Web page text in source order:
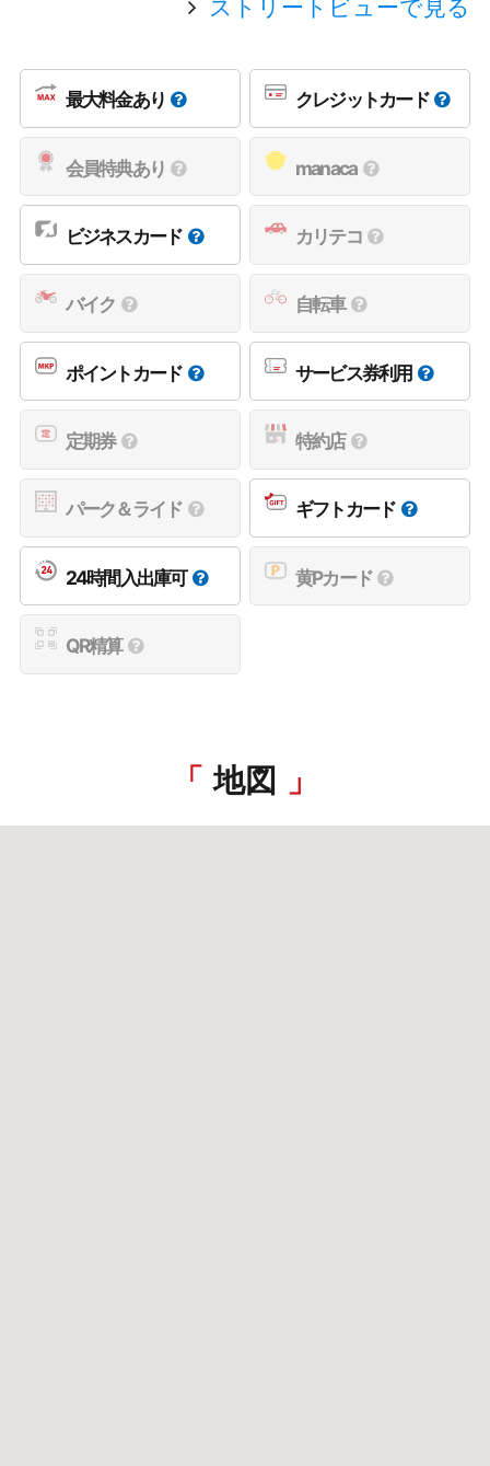
ストリートビューで見る
最大料金あり クレジットカード
会員特典あり manaca
ビジネスカード カリテコ
バイク 自転車
ポイントカード サービス券利用
定期券 特約店
パーク＆ライド ギフトカード
24時間入出庫可 黄Pカード
QR精算
地図